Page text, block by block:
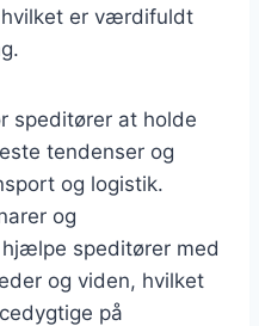
er værdifuldt
speditører at holde
tendenser og
og logistik.
og
speditører med
og viden, hvilket
på